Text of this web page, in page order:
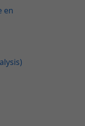
en